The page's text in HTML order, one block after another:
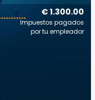
€ 1.300.00
Impuestos pagados
por tu empleador